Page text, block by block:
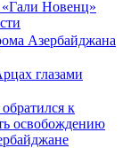
Новенц»
Азербайджана
глазами
к
освобождению